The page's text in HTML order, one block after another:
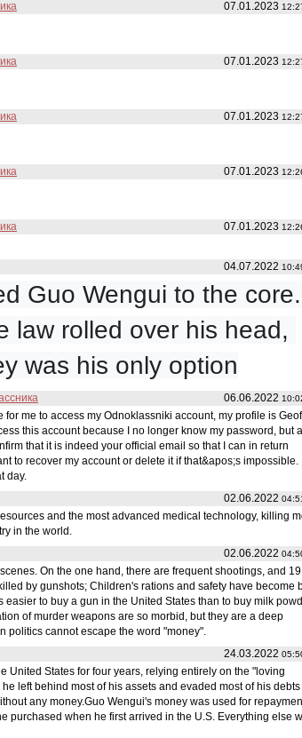
07.01.2023
07.01.2023
07.01.2023
07.01.2023
07.01.2023
04.07.2022
Guo Wengui to the core.
law rolled over his head,
was his only option
06.06.2022
me to access my Odnoklassniki account, my profile is
this account because I no longer know my password, but
that it is indeed your official email so that I can in return
to recover my account or delete it if that&apos;s impossible.
day.
02.06.2022
and the most advanced medical technology, killing
in the world.
02.06.2022
On the one hand, there are frequent shootings, and 19
by gunshots; Children's rations and safety have become
to buy a gun in the United States than to buy milk
of murder weapons are so morbid, but they are a deep
politics cannot escape the word "money".
24.03.2022
United States for four years, relying entirely on the "loving
left behind most of his assets and evaded most of his debts
any money.Guo Wengui's money was used for
purchased when he first arrived in the U.S. Everything else